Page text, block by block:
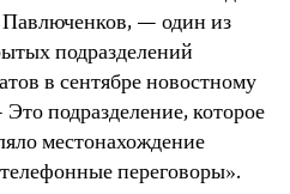
Павлюченков, — один из
подразделений
в сентябре новостному
подразделение, которое
местонахождение
переговоры».